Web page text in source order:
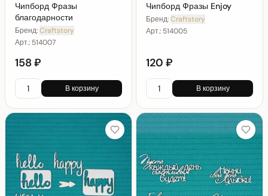
Чипборд Фразы
благодарности
Бренд:Craftstory
Арт.: 514007
158 ₽
В корзину
Чипборд Фразы Enjoy
Бренд:Craftstory
Арт.: 514005
120 ₽
В корзину